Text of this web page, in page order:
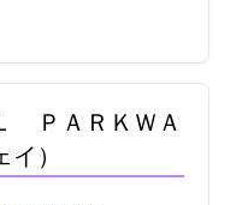
ＰＡＲＫＷＡ
）